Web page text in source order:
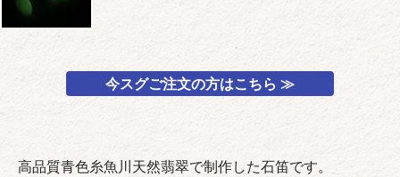
今スグご注文の方はこちら ≫
高品質青色糸魚川天然翡翠で制作した石笛です。